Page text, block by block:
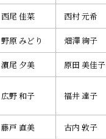
西尾 佳菜 西村 元希
野原 みどり 畑澤 絢子
濵尾 夕美 原田 美佳子
広野 和子 福井 達子
藤戸 直美 古内 敦子